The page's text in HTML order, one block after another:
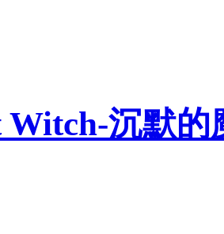
Witch-沉默的